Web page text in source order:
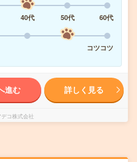
40代 50代
60代
コツコツ
進む 詳しく見る
デコ株式会社